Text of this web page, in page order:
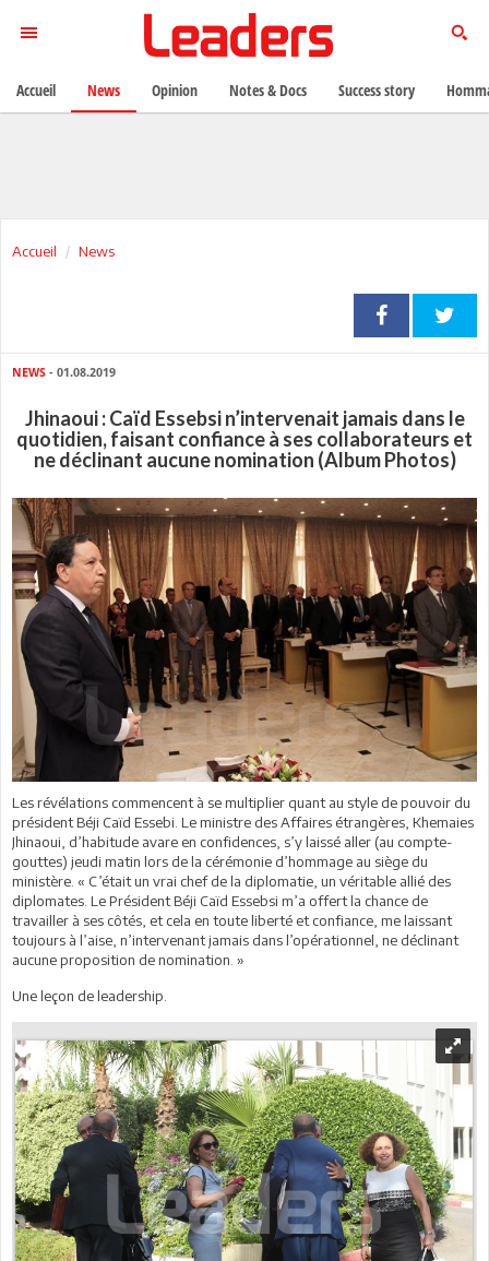
Accueil News
NEWS - 01.08.2019
Jhinaoui : Caïd Essebsi n’intervenait jamais dans le
quotidien, faisant confiance à ses collaborateurs et
ne déclinant aucune nomination (Album Photos)
Les révélations commencent à se multiplier quant au style de pouvoir du
président Béji Caïd Essebi. Le ministre des Affaires étrangères, Khemaies
Jhinaoui, d’habitude avare en confidences, s’y laissé aller (au compte-
gouttes) jeudi matin lors de la cérémonie d’hommage au siège du
ministère. « C’était un vrai chef de la diplomatie, un véritable allié des
diplomates. Le Président Béji Caïd Essebsi m’a offert la chance de
travailler à ses côtés, et cela en toute liberté et confiance, me laissant
toujours à l’aise, n’intervenant jamais dans l’opérationnel, ne déclinant
aucune proposition de nomination. »
Une leçon de leadership.
Accueil News Opinion Notes & Docs Success story